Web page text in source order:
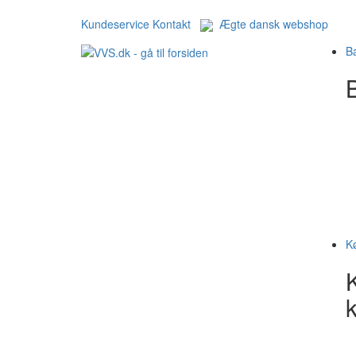
Kundeservice Kontakt
Ægte dansk webshop